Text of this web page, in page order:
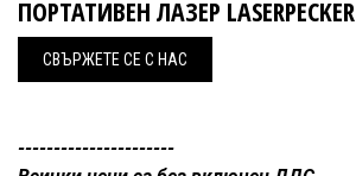
ПОРТАТИВЕН ЛАЗЕР
СВЪРЖЕТ​Е СЕ С НАС
----------------------